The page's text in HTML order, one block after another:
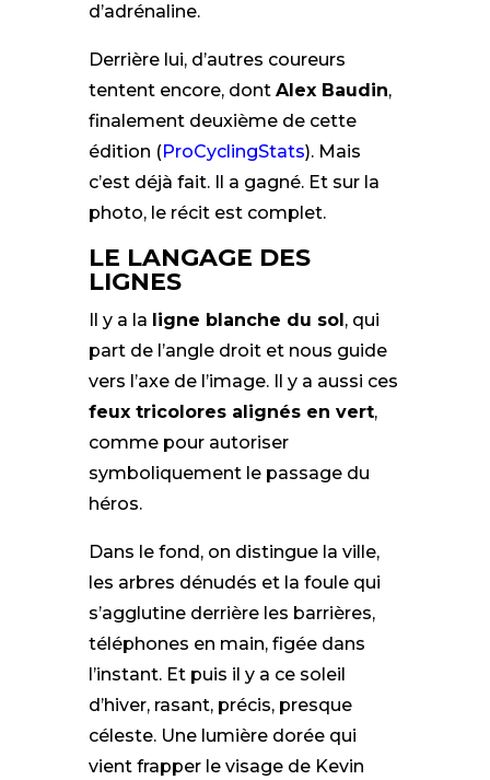
d’adrénaline.
Derrière lui, d’autres coureurs
tentent encore, dont Alex Baudin,
finalement deuxième de cette
édition (ProCyclingStats). Mais
c’est déjà fait. Il a gagné. Et sur la
photo, le récit est complet.
LE LANGAGE DES
LIGNES
Il y a la ligne blanche du sol , qui
part de l’angle droit et nous guide
vers l’axe de l’image. Il y a aussi ces
feux tricolores alignés en vert,
comme pour autoriser
symboliquement le passage du
héros.
Dans le fond, on distingue la ville,
les arbres dénudés et la foule qui
s’agglutine derrière les barrières,
téléphones en main, figée dans
l’instant. Et puis il y a ce soleil
d’hiver, rasant, précis, presque
céleste. Une lumière dorée qui
vient frapper le visage de Kevin